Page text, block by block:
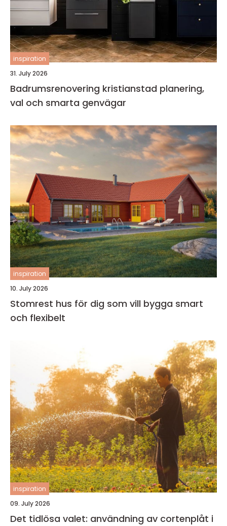
inspiration
31. July 2026
Badrumsrenovering kristianstad planering,
val och smarta genvägar
inspiration
10. July 2026
Stomrest hus för dig som vill bygga smart
och flexibelt
inspiration
09. July 2026
Det tidlösa valet: användning av cortenplåt i